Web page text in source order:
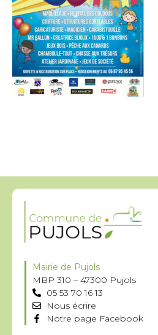
Mairie de Pujols
MBP 310 – 47300 Pujols
05 53 70 16 13
Nous écrire
Notre page Facebook